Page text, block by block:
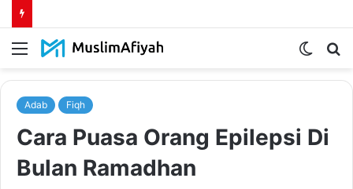
Menu
Switch
Adab Fiqh
Cara Puasa Orang Epilepsi Di
Bulan Ramadhan